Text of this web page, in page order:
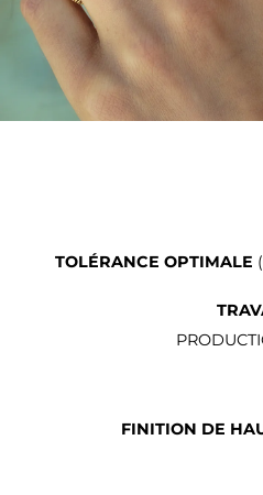
TOLÉRANCE OPTIMALE
FINITION DE